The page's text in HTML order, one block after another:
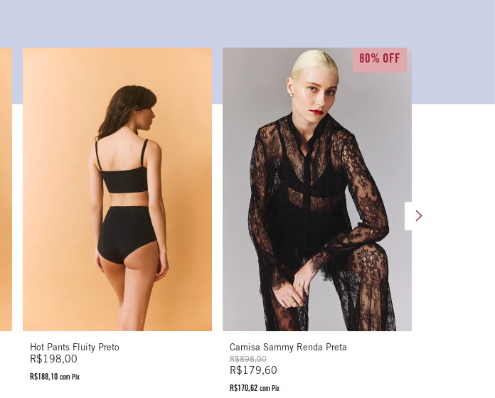
Hot Pants Fluity Preto
R$198,00
R$188,10 com Pix
Camisa Sammy Renda Preta
R$898,00
R$179,60
80% OFF
R$170,62 com Pix